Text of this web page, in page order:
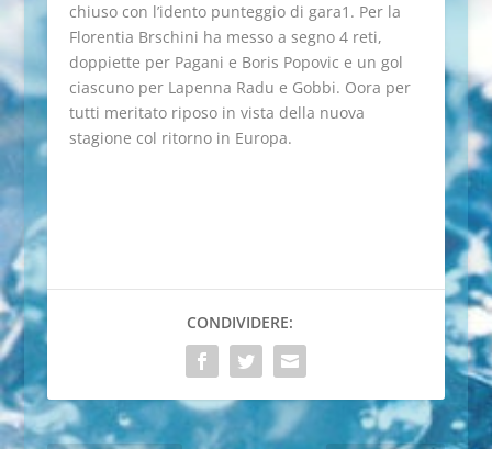
chiuso con l’idento punteggio di gara1. Per la
Florentia Brschini ha messo a segno 4 reti,
doppiette per Pagani e Boris Popovic e un gol
ciascuno per Lapenna Radu e Gobbi. Oora per
tutti meritato riposo in vista della nuova
stagione col ritorno in Europa.
CONDIVIDERE: